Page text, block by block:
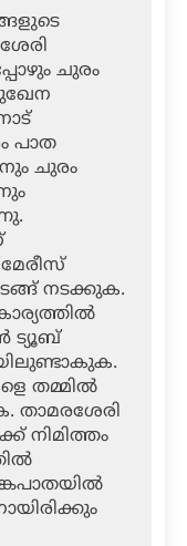
ചുരം
പാത
ചുരം
നടക്കുക.
ട്യൂബ്
തമ്മില്‍
താമരശേരി
നിമിത്തം